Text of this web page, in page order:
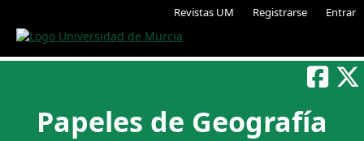
Revistas UM Registrarse Entrar
Papeles de Geografía